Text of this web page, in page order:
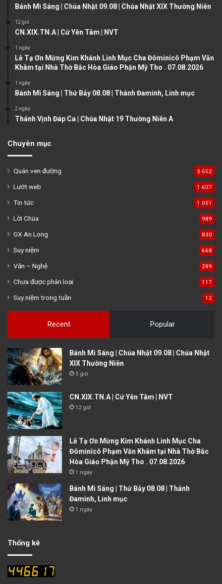
u
p
g
g
Bánh Mì Sáng | Chúa Nhật 09.08 | Chúa Nhật XIX Thường Niên
12 giờ
CN.XIX.TN.A | Cứ Yên Tâm | NVT
1 ngày
Lễ Tạ Ơn Mừng Kim Khánh Linh Mục Cha Đôminicô Phạm Văn
Khâm tại Nhà Thờ Bắc Hòa Giáo Phận Mỹ Tho . 07.08.2026
1 ngày
Bánh Mì Sáng | Thứ Bảy 08.08 | Thánh Đaminh, Linh mục
2 ngày
Thánh Vịnh Đáp Ca | Chúa Nhật 19 Thường Niên A
Chuyên mục
Quán ven đường 3.652
Lướt web 1.607
Tin tức 1.051
Lời Chúa 989
GX An Long 830
Suy niệm 668
Văn – Nghệ 289
Chưa được phân loại 117
Suy niệm trong tuần 12
Recent Popular
Bánh Mì Sáng | Chúa Nhật 09.08 | Chúa Nhật
XIX Thường Niên
5 giờ
CN.XIX.TN.A | Cứ Yên Tâm | NVT
12 giờ
Lễ Tạ Ơn Mừng Kim Khánh Linh Mục Cha
Đôminicô Phạm Văn Khâm tại Nhà Thờ Bắc
Hòa Giáo Phận Mỹ Tho . 07.08.2026
1 ngày
Bánh Mì Sáng | Thứ Bảy 08.08 | Thánh
Đaminh, Linh mục
1 ngày
Thống kê